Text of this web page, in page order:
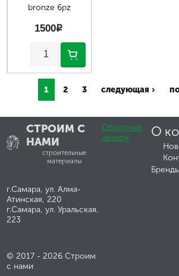
bronze 6pz
1500p
1 2 3 следующая ›
СТРОИМ С
НАМИ
строительные
материалы
г.Самара, ул. Алма-
Атинская, 220
г.Самара, ул. Уральская,
223
© 2017 - 2026 Строим
с нами
Обратный
звонок
О